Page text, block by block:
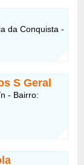
da Conquista -
S Geral
- Bairro: